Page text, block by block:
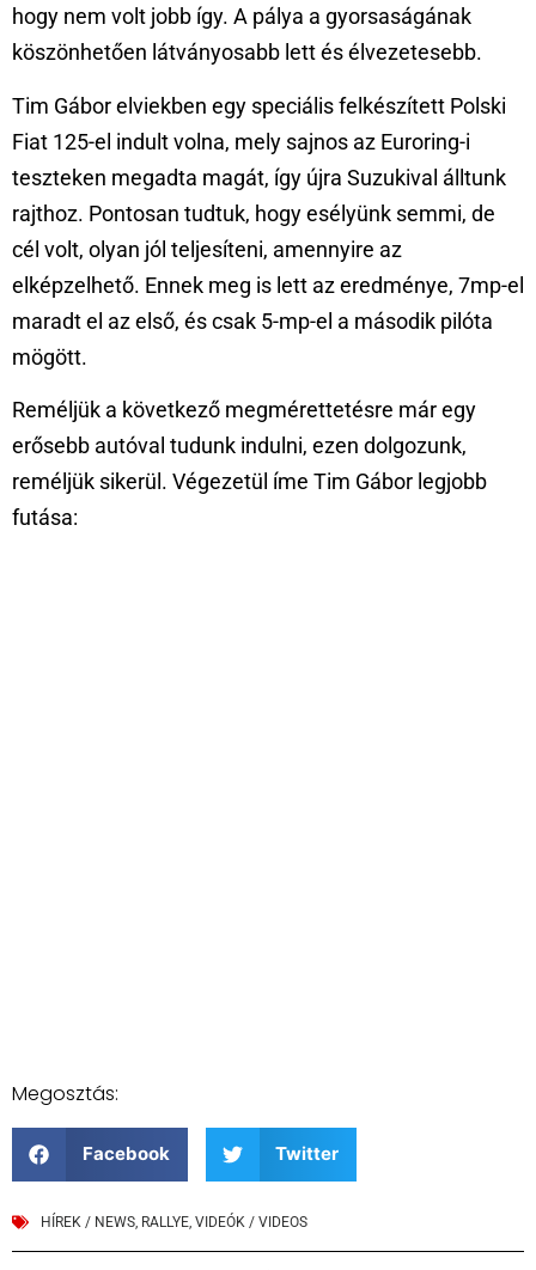
hogy nem volt jobb így. A pálya a gyorsaságának
köszönhetően látványosabb lett és élvezetesebb.
Tim Gábor elviekben egy speciális felkészített Polski
Fiat 125-el indult volna, mely sajnos az Euroring-i
teszteken megadta magát, így újra Suzukival álltunk
rajthoz. Pontosan tudtuk, hogy esélyünk semmi, de
cél volt, olyan jól teljesíteni, amennyire az
elképzelhető. Ennek meg is lett az eredménye, 7mp-el
maradt el az első, és csak 5-mp-el a második pilóta
mögött.
Reméljük a következő megmérettetésre már egy
erősebb autóval tudunk indulni, ezen dolgozunk,
reméljük sikerül. Végezetül íme Tim Gábor legjobb
futása:
Megosztás:
Facebook Twitter
HÍREK / NEWS, RALLYE, VIDEÓK / VIDEOS